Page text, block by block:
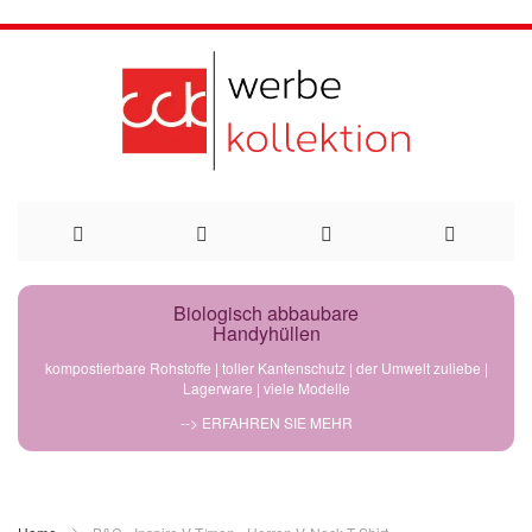
Direkt
Biologisch abbaubare
Handyhüllen
kompostierbare Rohstoffe | toller Kantenschutz | der Umwelt zuliebe |
Lagerware | viele Modelle
--> ERFAHREN SIE MEHR